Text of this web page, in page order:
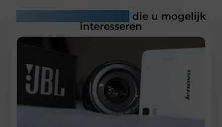
die u mogelijk
interesseren